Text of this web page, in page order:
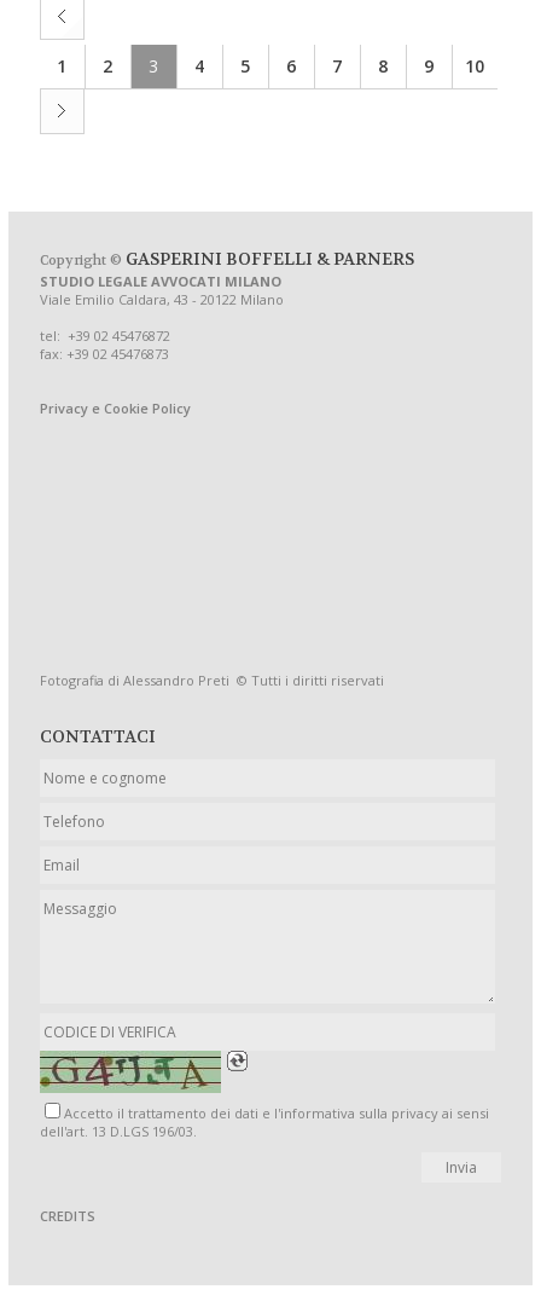
1 2 3 4 5 6 7 8 9 10
Copyright © GASPERINI BOFFELLI & PARNERS
STUDIO LEGALE AVVOCATI MILANO
Viale Emilio Caldara, 43 - 20122 Milano
tel: +39 02 45476872
fax: +39 02 45476873
Privacy e Cookie Policy
Fotografia di Alessandro Preti © Tutti i diritti riservati
CONTATTACI
Accetto il trattamento dei dati e l'informativa sulla privacy ai sensi
dell'art. 13 D.LGS 196/03.
CREDITS